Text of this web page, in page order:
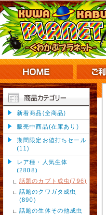
新着商品(全商品)
販売中商品(在庫あり)
期間限定お値打ちセール
(11)
レア種・人気生体
(2808)
話題のカブト成虫(796)
話題のクワガタ成虫
(890)
話題の生体その他成虫